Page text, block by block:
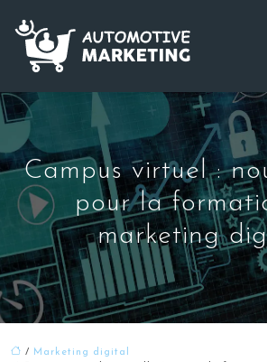
Campus virtuel :
pour la
marketing
/
Marketing digital